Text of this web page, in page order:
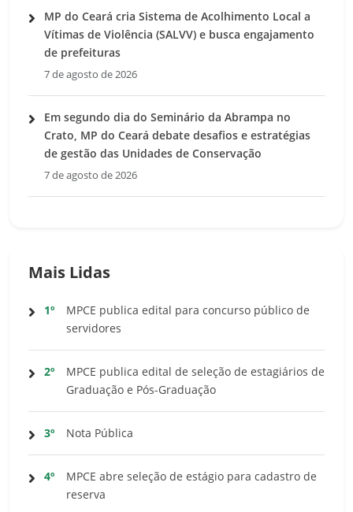
MP do Ceará cria Sistema de Acolhimento Local a
Vítimas de Violência (SALVV) e busca engajamento
de prefeituras
7 de agosto de 2026
Em segundo dia do Seminário da Abrampa no
Crato, MP do Ceará debate desafios e estratégias
de gestão das Unidades de Conservação
7 de agosto de 2026
Mais Lidas
1º
MPCE publica edital para concurso público de
servidores
2º
MPCE publica edital de seleção de estagiários de
Graduação e Pós-Graduação
3º Nota Pública
4º
MPCE abre seleção de estágio para cadastro de
reserva